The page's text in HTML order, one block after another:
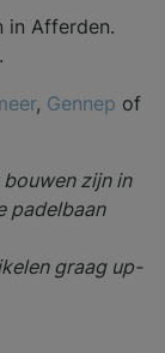
in Afferden.
.
, Gennep of
zijn in
padelbaan
graag up-